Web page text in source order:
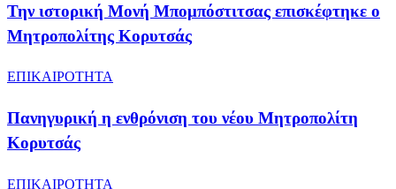
Την ιστορική Μονή Μπομπόστιτσας επισκέφτηκε ο
Μητροπολίτης Κορυτσάς
ΕΠΙΚΑΙΡΟΤΗΤΑ
Πανηγυρική η ενθρόνιση του νέου Μητροπολίτη
Κορυτσάς
ΕΠΙΚΑΙΡΟΤΗΤΑ